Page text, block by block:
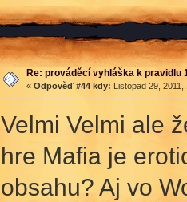
Re: prováděcí vyhláška k pravidlu
« Odpověď #44 kdy: Listopad 29,
Velmi Velmi ale
hre Mafia je
obsahu? Aj vo